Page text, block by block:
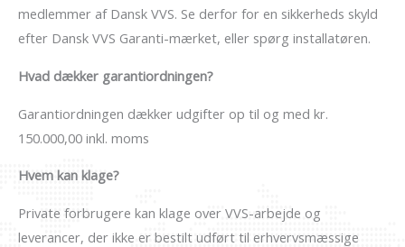
medlemmer af Dansk VVS. Se derfor for en sikkerheds skyld
efter Dansk VVS Garanti-mærket, eller spørg installatøren.
Hvad dækker garantiordningen?
Garantiordningen dækker udgifter op til og med kr.
150.000,00 inkl. moms
Hvem kan klage?
Private forbrugere kan klage over VVS-arbejde og
leverancer, der ikke er bestilt udført til erhvervsmæssige